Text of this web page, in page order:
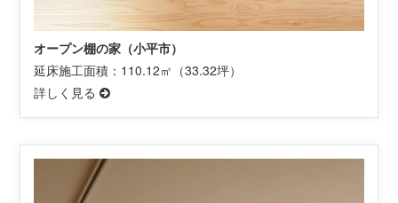
オープン棚の家（小平市）
延床施工面積：110.12㎡（33.32坪）
詳しく見る